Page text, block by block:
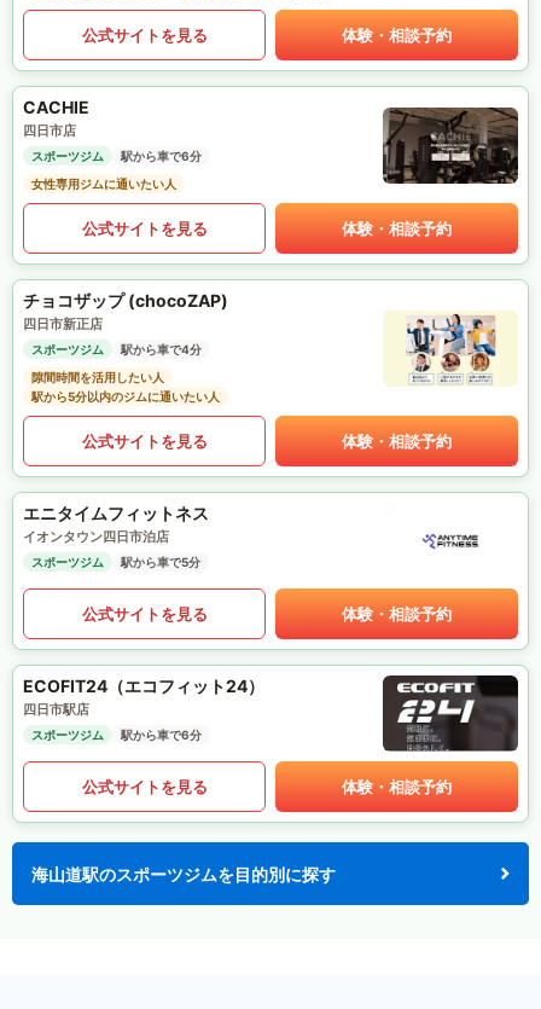
公式サイトを見る 体験・相談予約
CACHIE
四日市店
スポーツジム
駅から車で6分
女性専用ジムに通いたい人
公式サイトを見る 体験・相談予約
チョコザップ (chocoZAP)
四日市新正店
スポーツジム
駅から車で4分
隙間時間を活用したい人
駅から5分以内のジムに通いたい人
公式サイトを見る 体験・相談予約
エニタイムフィットネス
イオンタウン四日市泊店
スポーツジム 駅から車で5分
公式サイトを見る 体験・相談予約
ECOFIT24（エコフィット24）
四日市駅店
スポーツジム 駅から車で6分
公式サイトを見る 体験・相談予約
海山道駅のスポーツジムを目的別に探す